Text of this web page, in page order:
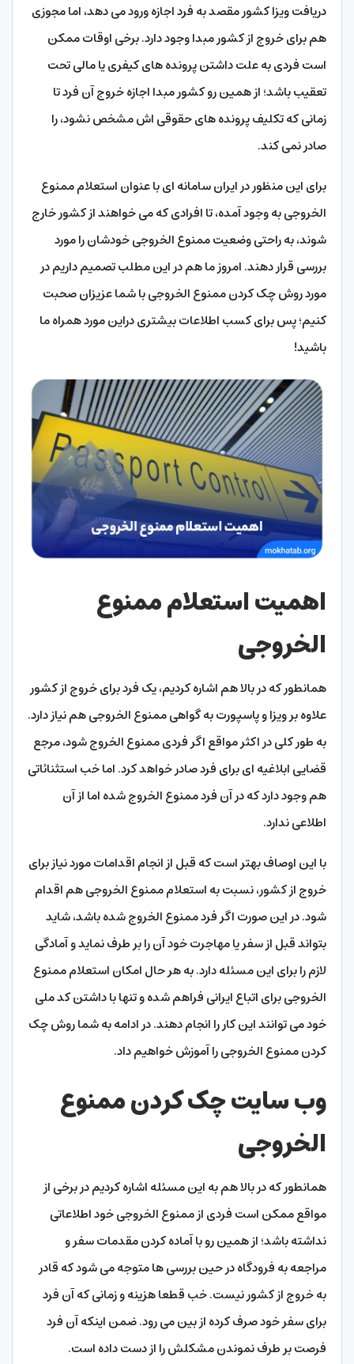
دریافت ویزا کشور مقصد به فرد اجازه ورود می دهد، اما مجوزی
هم برای خروج از کشور مبدا وجود دارد. برخی اوقات ممکن
است فردی به علت داشتن پرونده های کیفری یا مالی تحت
تعقیب باشد؛ از همین رو کشور مبدا اجازه خروج آن فرد تا
زمانی که تکلیف پرونده های حقوقی اش مشخص نشود، را
صادر نمی کند.
برای این منظور در ایران سامانه ای با عنوان استعلام ممنوع
الخروجی به وجود آمده، تا افرادی که می خواهند از کشور خارج
شوند، به راحتی وضعیت ممنوع الخروجی خودشان را مورد
بررسی قرار دهند. امروز ما هم در این مطلب تصمیم داریم در
مورد روش چک کردن ممنوع الخروجی با شما عزیزان صحبت
کنیم؛ پس برای کسب اطلاعات بیشتری دراین مورد همراه ما
باشید!
اهمیت استعلام ممنوع
الخروجی
همانطور که در بالا هم اشاره کردیم، یک فرد برای خروج از کشور
علاوه بر ویزا و پاسپورت به گواهی ممنوع الخروجی هم نیاز دارد.
به طور کلی در اکثر مواقع اگر فردی ممنوع الخروج شود، مرجع
قضایی ابلاغیه ای برای فرد صادر خواهد کرد. اما خب استثنائاتی
هم وجود دارد که در آن فرد ممنوع الخروج شده اما از آن
اطلاعی ندارد.
با این اوصاف بهتر است که قبل از انجام اقدامات مورد نیاز برای
خروج از کشور، نسبت به استعلام ممنوع الخروجی هم اقدام
شود. در این صورت اگر فرد ممنوع الخروج شده باشد، شاید
بتواند قبل از سفر یا مهاجرت خود آن را بر طرف نماید و آمادگی
لازم را برای این مسئله دارد. به هر حال امکان استعلام ممنوع
الخروجی برای اتباع ایرانی فراهم شده و تنها با داشتن کد ملی
خود می توانند این کار را انجام دهند. در ادامه به شما روش چک
کردن ممنوع الخروجی را آموزش خواهیم داد.
وب سایت چک کردن ممنوع
الخروجی
همانطور که در بالا هم به این مسئله اشاره کردیم در برخی از
مواقع ممکن است فردی از ممنوع الخروجی خود اطلاعاتی
نداشته باشد؛ از همین رو با آماده کردن مقدمات سفر و
مراجعه به فرودگاه در حین بررسی ها متوجه می شود که قادر
به خروج از کشور نیست. خب قطعا هزینه و زمانی که آن فرد
برای سفر خود صرف کرده از بین می رود. ضمن اینکه آن فرد
فرصت بر طرف نموندن مشکلش را از دست داده است.